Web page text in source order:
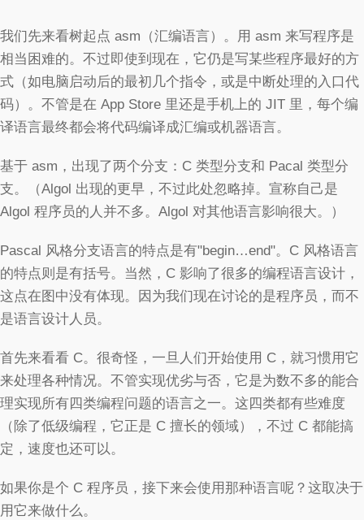
我们先来看树起点 asm（汇编语言）。用 asm 来写程序是
相当困难的。不过即使到现在，它仍是写某些程序最好的方
式（如电脑启动后的最初几个指令，或是中断处理的入口代
码）。不管是在 App Store 里还是手机上的 JIT 里，每个编
译语言最终都会将代码编译成汇编或机器语言。
基于 asm，出现了两个分支：C 类型分支和 Pacal 类型分
支。（Algol 出现的更早，不过此处忽略掉。宣称自己是
Algol 程序员的人并不多。Algol 对其他语言影响很大。）
Pascal 风格分支语言的特点是有"begin…end"。C 风格语言
的特点则是有括号。当然，C 影响了很多的编程语言设计，
这点在图中没有体现。因为我们现在讨论的是程序员，而不
是语言设计人员。
首先来看看 C。很奇怪，一旦人们开始使用 C，就习惯用它
来处理各种情况。不管实现优劣与否，它是为数不多的能合
理实现所有四类编程问题的语言之一。这四类都有些难度
（除了低级编程，它正是 C 擅长的领域），不过 C 都能搞
定，速度也还可以。
如果你是个 C 程序员，接下来会使用那种语言呢？这取决于
用它来做什么。